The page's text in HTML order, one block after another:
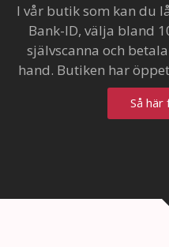
I vår butik som kan du
Bank-ID, välja bland
självscanna och
hand. Butiken har
Så här